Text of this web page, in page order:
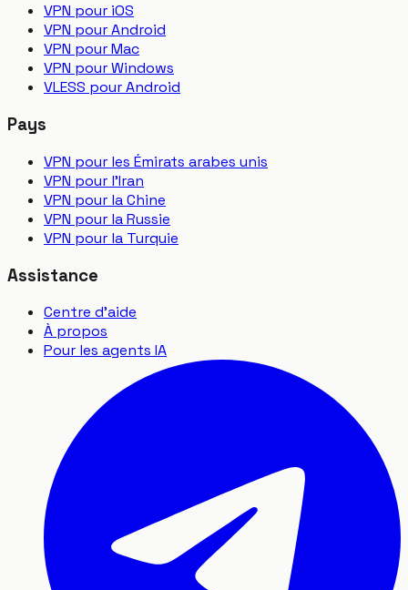
VPN pour iOS
VPN pour Android
VPN pour Mac
VPN pour Windows
VLESS pour Android
Pays
VPN pour les Émirats arabes unis
VPN pour l'Iran
VPN pour la Chine
VPN pour la Russie
VPN pour la Turquie
Assistance
Centre d'aide
À propos
Pour les agents IA